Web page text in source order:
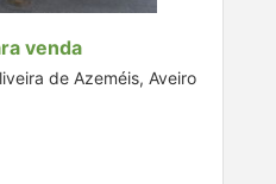
venda
de Azeméis, Aveiro